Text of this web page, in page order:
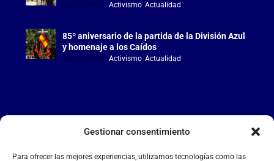
Gestionar consentimiento
Para ofrecer las mejores experiencias, utilizamos tecnologías como las
Jul 18, 2026 |Activismo,Actualidad
85º aniversario de la partida de la División Azul
y homenaje a los Caídos
Jul 15, 2026 |Activismo,Actualidad
LA FALANGE